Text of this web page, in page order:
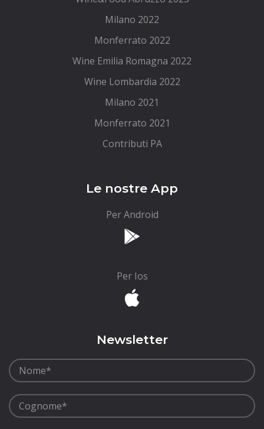
Milano 2022
Monferrato 2022
Wine Emilia Romagna 2022
Wine Lombardia 2022
Milano 2021
Monferrato 2021
Contributi PA
Le nostre App
Per Android
Per Ios
Newsletter